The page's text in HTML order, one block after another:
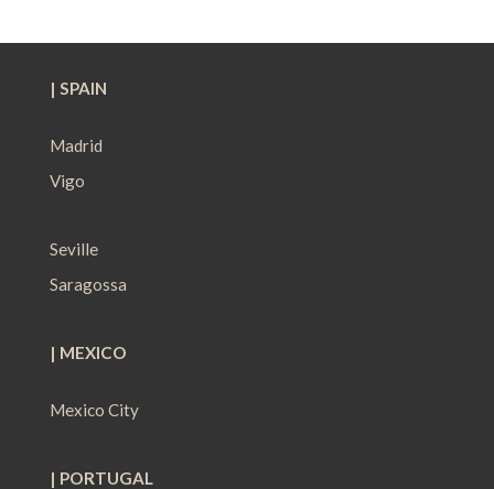
| SPAIN
Madrid
Vigo
Seville
Saragossa
| MEXICO
Mexico City
| PORTUGAL